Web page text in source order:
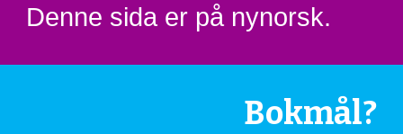
Denne sida er på nynorsk.
Bokmål?